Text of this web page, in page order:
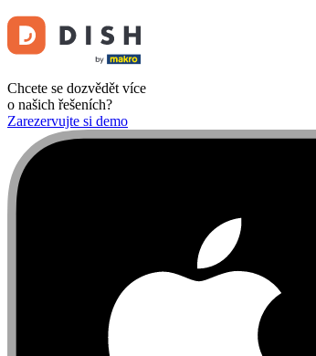
Chcete se dozvědět více
o našich řešeních?
Zarezervujte si demo